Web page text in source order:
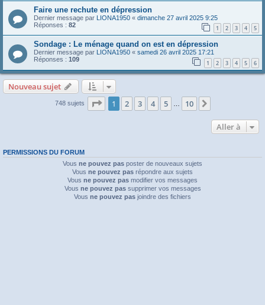
Faire une rechute en dépression
Dernier message par LIONA1950 « dimanche 27 avril 2025 9:25
Réponses : 82 1 2 3 4 5
Sondage : Le ménage quand on est en dépression
Dernier message par LIONA1950 « samedi 26 avril 2025 17:21
Réponses : 109 1 2 3 4 5 6
Nouveau sujet
748 sujets Page 1sur10
1 2 3 4 5 10
Aller à
PERMISSIONS DU FORUM
Vous ne pouvez pas poster de nouveaux sujets
Vous ne pouvez pas répondre aux sujets
Vous ne pouvez pas modifier vos messages
Vous ne pouvez passupprimer vos messages
Vous ne pouvez pas joindre des fichiers